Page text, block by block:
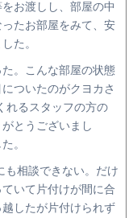
お渡しし、部屋の中
たお部屋をみて、安
た。
。こんな部屋の状態
ついたのがクヨカさ
れるスタッフの方の
とうございまし
。
も相談できない。だけ
いて片付けが間に合
したが片付けられず